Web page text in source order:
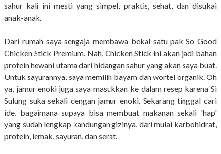
sahur kali ini mesti yang simpel, praktis, sehat, dan disukai
anak-anak.
Dari rumah saya sengaja membawa bekal satu pak So Good
Chicken Stick Premium. Nah, Chicken Stick ini akan jadi bahan
protein hewani utama dari hidangan sahur yang akan saya buat.
Untuk sayurannya, saya memilih bayam dan wortel organik. Oh
ya, jamur enoki juga saya masukkan ke dalam resep karena Si
Sulung suka sekali dengan jamur enoki. Sekarang tinggal cari
ide, bagaimana supaya bisa membuat makanan sekali 'hap'
yang sudah lengkap kandungan gizinya, dari mulai karbohidrat,
protein, lemak, sayuran, dan serat.